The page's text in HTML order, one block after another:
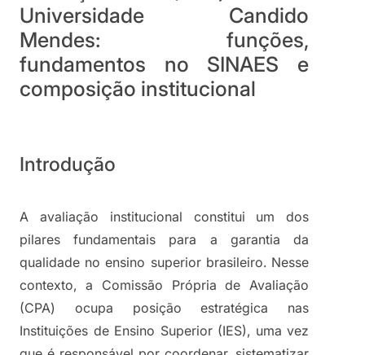
Universidade Candido
Mendes: funções,
fundamentos no SINAES e
composição institucional
Introdução
A avaliação institucional constitui um dos
pilares fundamentais para a garantia da
qualidade no ensino superior brasileiro. Nesse
contexto, a Comissão Própria de Avaliação
(CPA) ocupa posição estratégica nas
Instituições de Ensino Superior (IES), uma vez